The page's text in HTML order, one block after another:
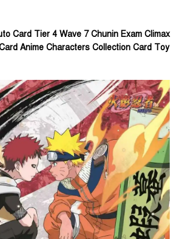
Card Tier 4 Wave 7 Chunin Exam Climax
Anime Characters Collection Card Toy